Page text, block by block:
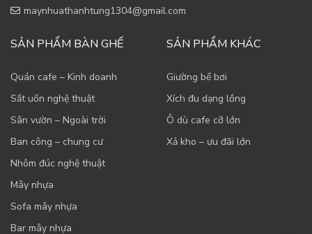
maynhuathanhtung1304@gmail.com
SẢN PHẨM BÀN GHẾ
Quán cafe – Kinh doanh
Sắt uốn nghệ thuật
Sân vườn – Ngoài trời
Ban công – chung cư
Nhôm đúc nghệ thuật
Mây nhựa
Sofa mây nhựa
Bar mây nhựa
SẢN PHẨM KHÁC
Giường bể bơi
Xích đu dạng lồng
Ô dù cafe cỡ lớn
Xả kho – ưu đãi lớn